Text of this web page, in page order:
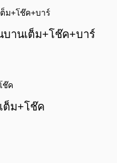
านเต็ม+โช๊ค+บาร์
ต็ม+โช๊ค